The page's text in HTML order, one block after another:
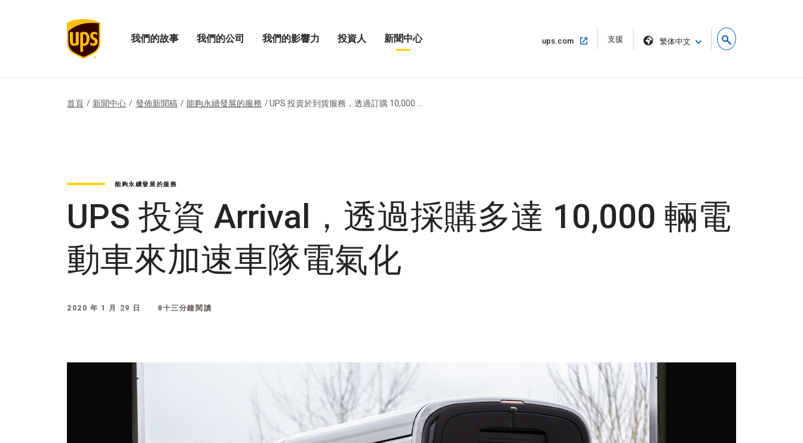
我們的故事
的
故
我們的公司
的
公
我們的影響力
的
影
投資人
人
選
新聞中心
中
心
ups.com
在
新
支援 繁体中文
首頁 新聞中心 發佈新聞稿 能夠永續發展的服務 UPS 投資於到貨服務，透過訂購 10,000 ...
能夠永續發展的服務
UPS 投資 Arrival，透過採購多達 10,000 輛電
動車來加速車隊電氣化
2020 年 1 月 29 日 8十三分鐘閱讀